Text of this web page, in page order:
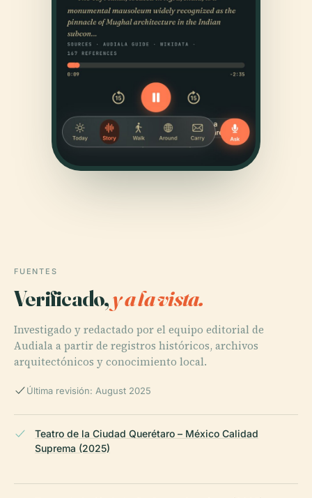
FUENTES
Verificado,y a la vista.
Investigado y redactado por el equipo editorial de
Audiala a partir de registros históricos, archivos
arquitectónicos y conocimiento local.
Última revisión: August 2025
Teatro de la Ciudad Querétaro – México Calidad
Suprema (2025)